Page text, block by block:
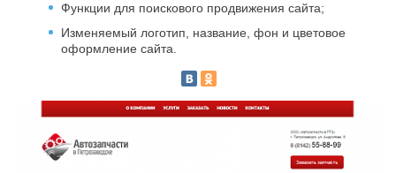
Функции для поискового продвижения сайта;
Изменяемый логотип, название, фон и цветовое
оформление сайта.